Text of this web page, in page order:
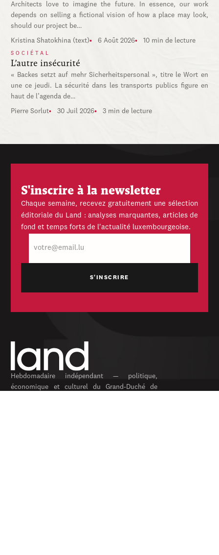
Architects love to imagine the future. In essence, our work
depends on selling a fictional vision of how a place may look,
should our project be…
Kristina Shatokhina (text) 6 Août 2026 10 min de lecture
SOCIÉTAL
L’autre insécurité
« Backes setzt auf mehr Sicherheitspersonal », titre le Wort en
une ce jeudi. La sécurité dans les transports publics figure en
haut de l’agenda de…
Pierre Sorlut 30 Juil 2026 3 min de lecture
S'inscrire à la newsletter
Chaque semaine, recevez gratuitement une sélection
éditoriale du Land : analyses marquantes, articles de
fond et temps forts de l'actualité luxembourgeoise.
mail
Hebdomadaire indépendant — politique,
économique et culturel du Grand-Duché de